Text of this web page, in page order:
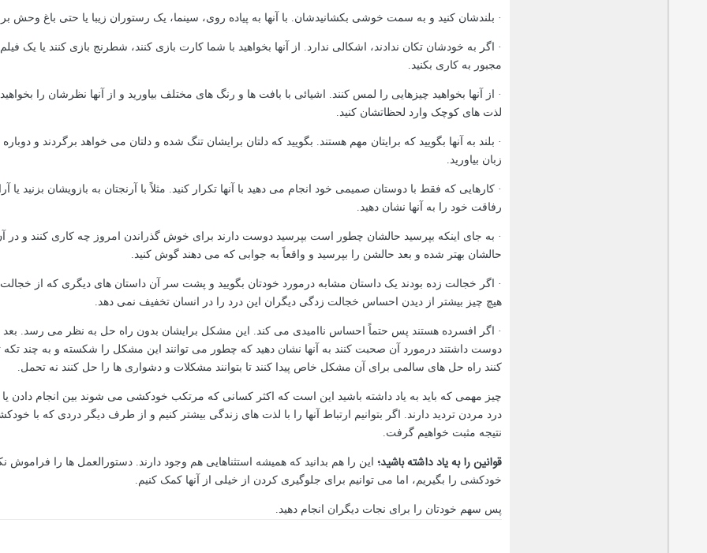
· بلندشان کنید و به سمت خوشی بکشانیدشان. با آنها به پیاده روی، سینما، یک رستوران زیبا یا حتی باغ وحش
· اگر به خودشان تکان ندادند، اشکالی ندارد. از آنها بخواهید با شما کارت بازی کنند، شطرنج بازی کنند یا یک
مجبور به کاری بکنید.
·
از آنها بخواهید چیزهایی را لمس کنند. اشیائی با بافت ها و رنگ های مختلف بیاورید و از آنها نظرشان را
لذت های کوچک وارد لحظاتشان کنید.
· بلند به آنها بگویید که برایتان مهم هستند. بگویید که دلتان برایشان تنگ شده و دلتان می خواهد برگردند و
زبان بیاورید.
· کارهایی که فقط با دوستان صمیمی خود انجام می دهید با آنها تکرار کنید. مثلاً با آرنجتان به بازویشان بزنید
رفاقت خود را به آنها نشان دهید.
· به جای اینکه بپرسید حالشان چطور است بپرسید دوست دارند برای خوش گذراندن امروز چه کاری کنند و در
حالشان بهتر شده و بعد حالشن را بپرسید و واقعاً به جوابی که می دهند گوش کنید.
· اگر خجالت زده بودند یک داستان مشابه درمورد خودتان بگویید و پشت سر آن داستان های دیگری که از
هیچ چیز بیشتر از دیدن احساس خجالت زدگی دیگران این درد را در انسان تخفیف نمی دهد.
· اگر افسرده هستند پس حتماً احساس ناامیدی می کند. این مشکل برایشان بدون راه حل به نظر می رسد. بعد
دوست داشتند درمورد آن صحبت کنند به آنها نشان دهید که چطور می توانند این مشکل را شکسته و به چند
کنند راه حل های سالمی برای آن مشکل خاص پیدا کنند تا بتوانند مشکلات و دشواری ها را حل کنند نه تحمل.
چیز مهمی که باید به یاد داشته باشید این است که اکثر کسانی که مرتکب خودکشی می شوند بین انجام دادن یا
درد مردن تردید دارند. اگر بتوانیم ارتباط آنها را با لذت های زندگی بیشتر کنیم و از طرف دیگر دردی که
نتیجه مثبت خواهیم گرفت.
قوانین را به یاد داشته باشید؛ این را هم بدانید که همیشه استثناهایی هم وجود دارند. دستورالعمل ها را فراموش
خودکشی را بگیریم، اما می توانیم برای جلوگیری کردن از خیلی از آنها کمک کنیم.
پس سهم خودتان را برای نجات دیگران انجام دهید.